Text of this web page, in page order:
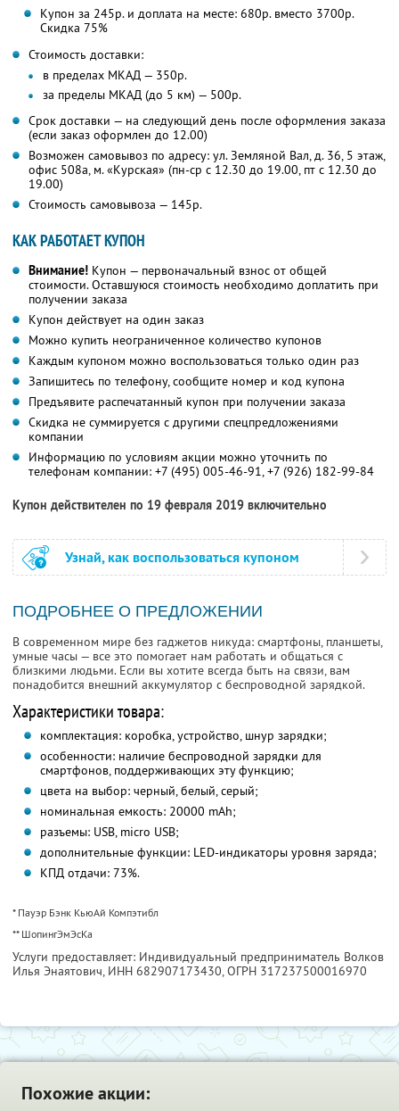
Купон за 245р. и доплата на месте: 680р. вместо 3700р.
Скидка 75%
Стоимость доставки:
в пределах МКАД — 350р.
за пределы МКАД (до 5 км) — 500р.
Срок доставки — на следующий день после оформления заказа
(если заказ оформлен до 12.00)
Возможен самовывоз по адресу: ул. Земляной Вал, д. 36, 5 этаж,
офис 508а, м. «Курская» (пн-ср с 12.30 до 19.00, пт с 12.30 до
19.00)
Стоимость самовывоза — 145р.
КАК РАБОТАЕТ КУПОН
Внимание! Купон — первоначальный взнос от общей
стоимости. Оставшуюся стоимость необходимо доплатить при
получении заказа
Купон действует на один заказ
Можно купить неограниченное количество купонов
Каждым купоном можно воспользоваться только один раз
Запишитесь по телефону, сообщите номер и код купона
Предъявите распечатанный купон при получении заказа
Скидка не суммируется с другими спецпредложениями
компании
Информацию по условиям акции можно уточнить по
телефонам компании: +7 (495) 005-46-91,+7 (926) 182-99-84
Купон действителен по 19 февраля 2019 включительно
Узнай, как воспользоваться купоном
ПОДРОБНЕЕ О ПРЕДЛОЖЕНИИ
В современном мире без гаджетов никуда: смартфоны, планшеты,
умные часы — все это помогает нам работать и общаться с
близкими людьми. Если вы хотите всегда быть на связи, вам
понадобится внешний аккумулятор с беспроводной зарядкой.
Характеристики товара:
комплектация: коробка, устройство, шнур зарядки;
особенности: наличие беспроводной зарядки для
смартфонов, поддерживающих эту функцию;
цвета на выбор: черный, белый, серый;
номинальная емкость: 20000 mAh;
разъемы: USB, micro USB;
дополнительные функции: LED-индикаторы уровня заряда;
КПД отдачи: 73%.
* Пауэр Бэнк КьюАй Компэтибл
** ШопингЭмЭсКа
Услуги предоставляет: Индивидуальный предприниматель Волков
Илья Энаятович, ИНН 682907173430, ОГРН 317237500016970
Похожие акции: